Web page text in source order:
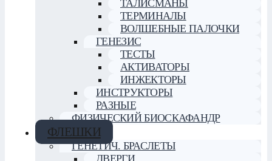
ТАЛИСМАНЫ
ТЕРМИНАЛЫ
ВОЛШЕБНЫЕ ПАЛОЧКИ
ГЕНЕЗИС
ТЕСТЫ
АКТИВАТОРЫ
ИНЖЕКТОРЫ
ИНСТРУКТОРЫ
РАЗНЫЕ
ФИЗИЧЕСКИЙ БИОСКАФАНДР
ФЛЕШКИ
ГЕНЕТИЧ. БРАСЛЕТЫ
ДВЕРГИ